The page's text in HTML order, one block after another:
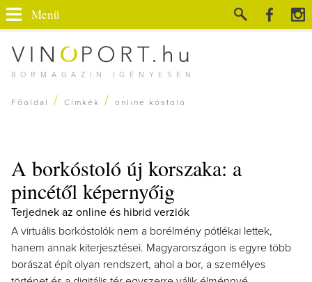
BORMAGAZIN IGÉNYESEN
Menü
Főoldal / Címkék / online kóstoló
A borkóstoló új korszaka: a
pincétől képernyőig
Terjednek az online és hibrid verziók
A virtuális borkóstolók nem a borélmény pótlékai lettek,
hanem annak kiterjesztései. Magyarországon is egyre több
borászat épít olyan rendszert, ahol a bor, a személyes